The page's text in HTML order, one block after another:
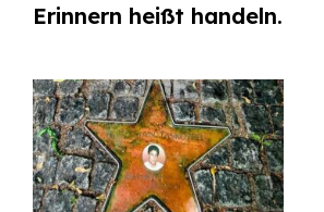
Erinnern heißt handeln.